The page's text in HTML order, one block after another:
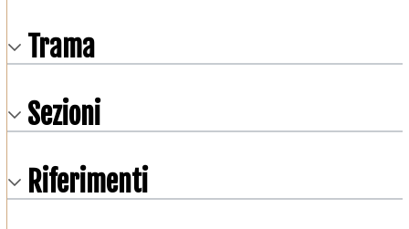
Trama
Sezioni
Riferimenti